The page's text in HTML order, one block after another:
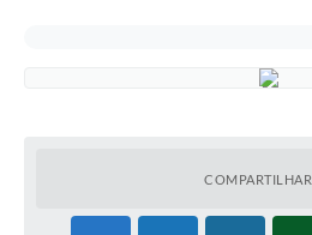
COMPARTILHAR